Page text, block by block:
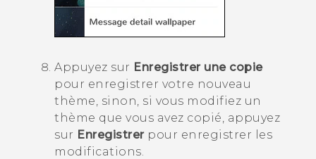
Appuyez sur Enregistrer une copie
pour enregistrer votre nouveau
thème, sinon, si vous modifiez un
thème que vous avez copié, appuyez
sur Enregistrerpour enregistrer les
modifications.